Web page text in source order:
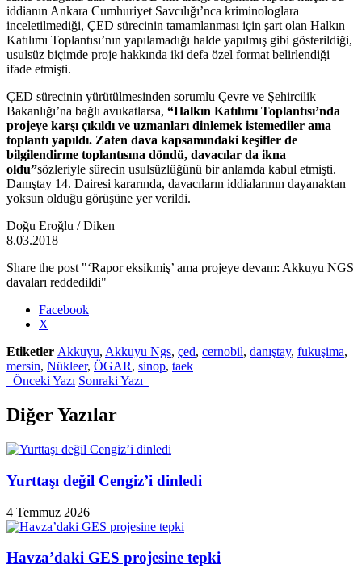
iddianın Ankara Cumhuriyet Savcılığı’nca kriminologlara
inceletilmediği, ÇED sürecinin tamamlanması için şart olan Halkın
Katılımı Toplantısı’nın yapılamadığı halde yapılmış gibi gösterildiği,
usulsüz biçimde proje hakkında iki defa özel format belirlendiği
ifade etmişti.
ÇED sürecinin yürütülmesinden sorumlu Çevre ve Şehircilik
Bakanlığı’na bağlı avukatlarsa, “Halkın Katılımı Toplantısı’nda
projeye karşı çıkıldı ve uzmanları dinlemek istemediler ama
toplantı yapıldı. Zaten dava kapsamındaki keşifler de
bilgilendirme toplantısına döndü, davacılar da ikna
oldu”sözleriyle sürecin usulsüzlüğünü bir anlamda kabul etmişti.
Danıştay 14. Dairesi kararında, davacıların iddialarının dayanaktan
yoksun olduğu görüşüne yer verildi.
Doğu Eroğlu / Diken
8.03.2018
Share the post "‘Rapor eksikmiş’ ama projeye devam: Akkuyu NGS
davaları reddedildi"
Facebook
X
Etiketler Akkuyu, Akkuyu Ngs, çed, cernobil, danıştay, fukuşima,
mersin, Nükleer, ÖGAR, sinop, taek
Önceki Yazı Sonraki Yazı
Diğer Yazılar
Yurttaşı değil Cengiz’i dinledi
4 Temmuz 2026
Havza’daki GES projesine tepki